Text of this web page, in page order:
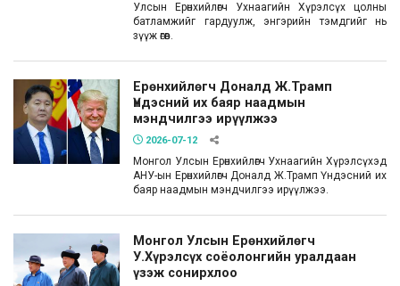
Улсын Ерөнхийлөгч Ухнаагийн Хүрэлсүх цолны
батламжийг гардуулж, энгэрийн тэмдгийг нь
зүүж өгөв.
Ерөнхийлөгч Доналд Ж.Трамп
Үндэсний их баяр наадмын
мэндчилгээ ирүүлжээ
2026-07-12
Монгол Улсын Ерөнхийлөгч Ухнаагийн Хүрэлсүхэд
АНУ-ын Ерөнхийлөгч Доналд Ж.Трамп Үндэсний их
баяр наадмын мэндчилгээ ирүүлжээ.
Монгол Улсын Ерөнхийлөгч
У.Хүрэлсүх соёолонгийн уралдаан
үзэж сонирхлоо